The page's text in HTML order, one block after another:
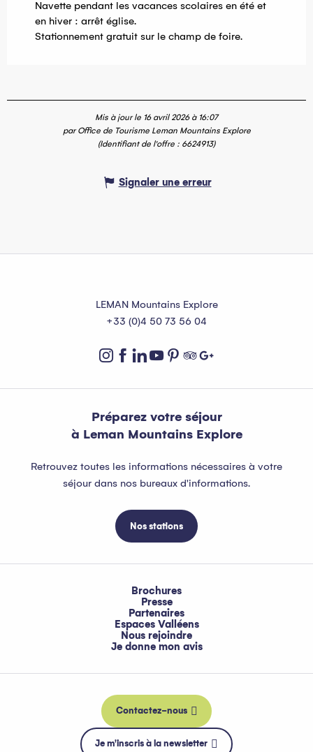
Navette pendant les vacances scolaires en été et
en hiver : arrêt église.
Stationnement gratuit sur le champ de foire.
Mis à jour le 16 avril 2026 à 16:07
par Office de Tourisme Leman Mountains Explore
(Identifiant de l'offre : 6624913)
Signaler une erreur
LEMAN Mountains Explore
+33 (0)4 50 73 56 04
Préparez votre séjour
à Leman Mountains Explore
Retrouvez toutes les informations nécessaires à votre
séjour dans nos bureaux d'informations.
Nos stations
Brochures
Presse
Partenaires
Espaces Valléens
Nous rejoindre
Je donne mon avis
Contactez-nous
Je m'inscris à la newsletter